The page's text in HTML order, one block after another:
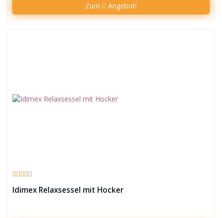
Zum Angebot!
Idimex Relaxsessel mit Hocker